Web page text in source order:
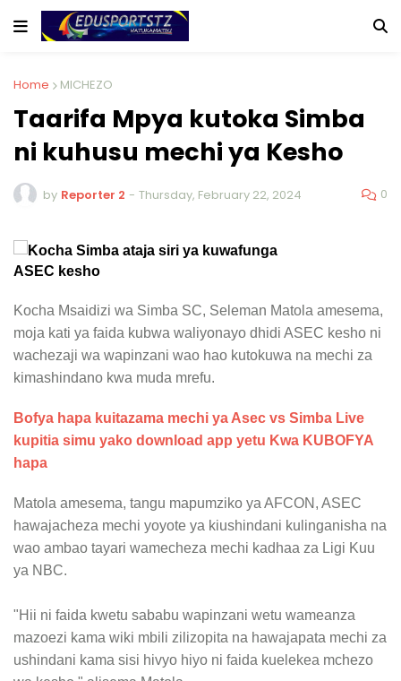
Home MICHEZO
Taarifa Mpya kutoka Simba
ni kuhusu mechi ya Kesho
by Reporter 2 - Thursday, February 22, 2024 0
Kocha Msaidizi wa Simba SC, Seleman Matola amesema,
moja kati ya faida kubwa waliyonayo dhidi ASEC kesho ni
wachezaji wa wapinzani wao hao kutokuwa na mechi za
kimashindano kwa muda mrefu.
Bofya hapa kuitazama mechi ya Asec vs Simba Live
kupitia simu yako download app yetu Kwa KUBOFYA
hapa
Matola amesema, tangu mapumziko ya AFCON, ASEC
hawajacheza mechi yoyote ya kiushindani kulinganisha na
wao ambao tayari wamecheza mechi kadhaa za Ligi Kuu
ya NBC.
"Hii ni faida kwetu sababu wapinzani wetu wameanza
mazoezi kama wiki mbili zilizopita na hawajapata mechi za
ushindani kama sisi hivyo hiyo ni faida kuelekea mchezo